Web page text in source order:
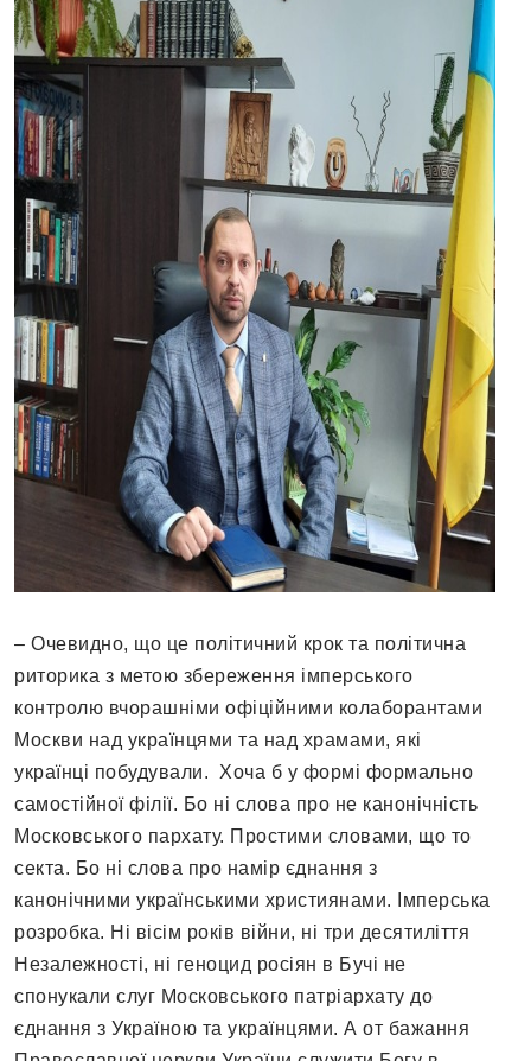
– Очевидно, що це політичний крок та політична
риторика з метою збереження імперського
контролю вчорашніми офіційними колаборантами
Москви над українцями та над храмами, які
українці побудували. Хоча б у формі формально
самостійної філії. Бо ні слова про не канонічність
Московського пархату. Простими словами, що то
секта. Бо ні слова про намір єднання з
канонічними українськими християнами. Імперська
розробка. Ні вісім років війни, ні три десятиліття
Незалежності, ні геноцид росіян в Бучі не
спонукали слуг Московського патріархату до
єднання з Україною та українцями. А от бажання